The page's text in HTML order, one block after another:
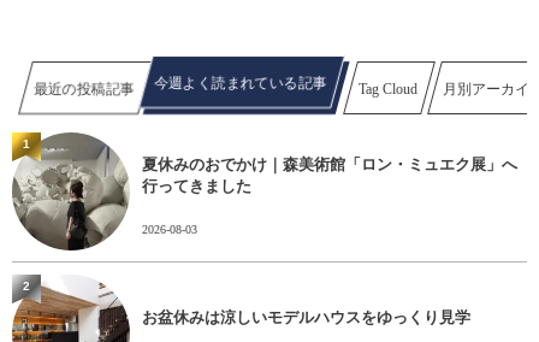
最近の投稿記事 今週よく読まれている記事 Tag Cloud 月別アーカイ
夏休みのおでかけ｜森美術館「ロン・ミュエク展」へ
行ってきました
2026-08-03
1
お盆休みは涼しいモデルハウスをゆっくり見学
2